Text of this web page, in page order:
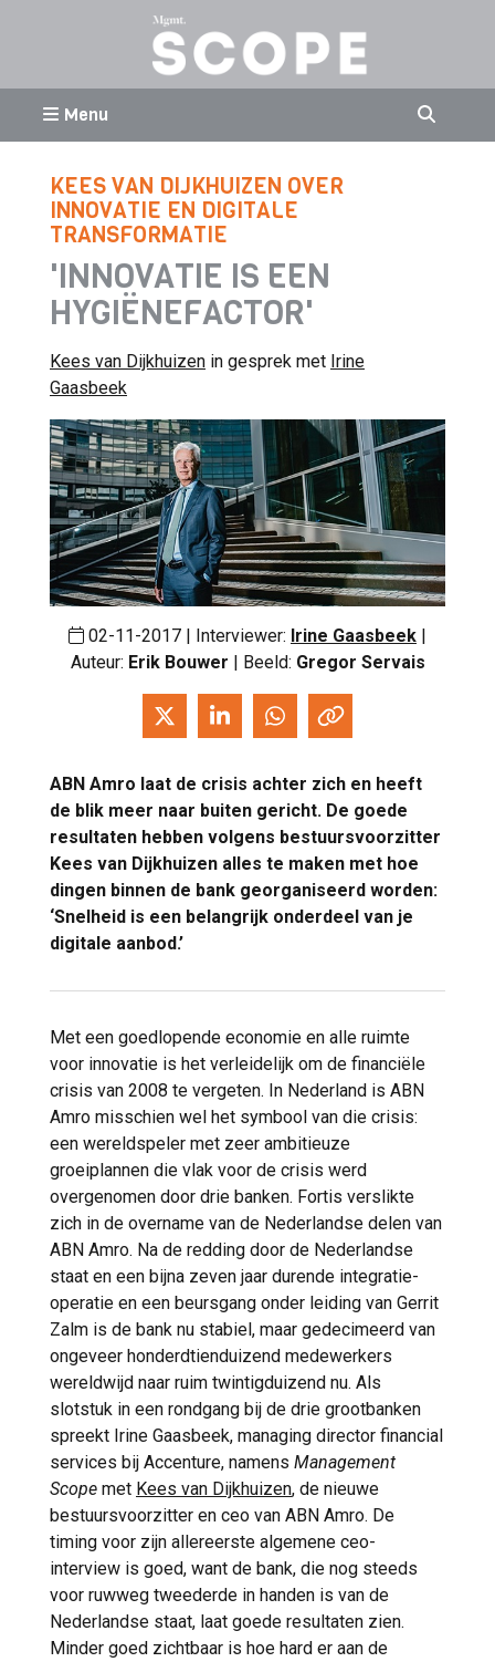
Menu
KEES VAN DIJKHUIZEN OVER
INNOVATIE EN DIGITALE
TRANSFORMATIE
'INNOVATIE IS EEN
HYGIËNEFACTOR'
Kees van Dijkhuizen in gesprek met Irine
Gaasbeek
02-11-2017 | Interviewer: Irine Gaasbeek |
Auteur: Erik Bouwer | Beeld: Gregor Servais
ABN Amro laat de crisis achter zich en heeft
de blik meer naar buiten gericht. De goede
resultaten hebben volgens bestuursvoorzitter
Kees van Dijkhuizen alles te maken met hoe
dingen binnen de bank georganiseerd worden:
‘Snelheid is een belangrijk onderdeel van je
digitale aanbod.’
Met een goedlopende economie en alle ruimte
voor innovatie is het verleidelijk om de financiële
crisis van 2008 te vergeten. In Nederland is ABN
Amro misschien wel het symbool van die crisis:
een wereldspeler met zeer ambitieuze
groeiplannen die vlak voor de crisis werd
overgenomen door drie banken. Fortis verslikte
zich in de overname van de Nederlandse delen van
ABN Amro. Na de redding door de Nederlandse
staat en een bijna zeven jaar durende integratie-
operatie en een beursgang onder leiding van Gerrit
Zalm is de bank nu stabiel, maar gedecimeerd van
ongeveer honderdtienduizend medewerkers
wereldwijd naar ruim twintigduizend nu. Als
slotstuk in een rondgang bij de drie grootbanken
spreekt Irine Gaasbeek, managing director financial
services bij Accenture, namens Management
Scope met Kees van Dijkhuizen, de nieuwe
bestuursvoorzitter en ceo van ABN Amro. De
timing voor zijn allereerste algemene ceo-
interview is goed, want de bank, die nog steeds
voor ruwweg tweederde in handen is van de
Nederlandse staat, laat goede resultaten zien.
Minder goed zichtbaar is hoe hard er aan de